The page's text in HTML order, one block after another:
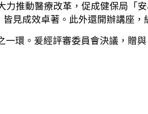
力推動醫療改革，促成健保局「
見成效卓著。此外還開辦講座，
一環。爰經評審委員會決議，贈與